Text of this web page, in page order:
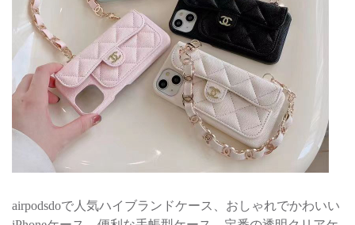
airpodsdoで人気ハイブランドケース、おしゃれでかわいい